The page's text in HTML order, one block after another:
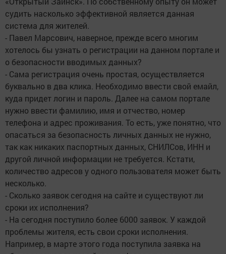
судить насколько эффективной является данная
система для жителей.
- Павел Марсович, наверное, прежде всего многим
хотелось бы узнать о регистрации на данном портале и
о безопасности вводимых данных?
- Сама регистрация очень простая, осуществляется
буквально в два клика. Необходимо ввести свой емайл,
куда придет логин и пароль. Далее на самом портале
нужно ввести фамилию, имя и отчество, номер
телефона и адрес проживания. То есть, уже понятно, что
опасаться за безопасность личных данных не нужно,
так как никаких паспортных данных, СНИЛСов, ИНН и
другой личной информации не требуется. Кстати,
количество адресов у одного пользователя может быть
несколько.
- Сколько заявок сегодня на сайте и существуют ли
сроки их исполнения?
- На сегодня поступило более 6000 заявок. У каждой
проблемы жителя, есть свои сроки исполнения.
Например, в марте этого года поступила заявка на